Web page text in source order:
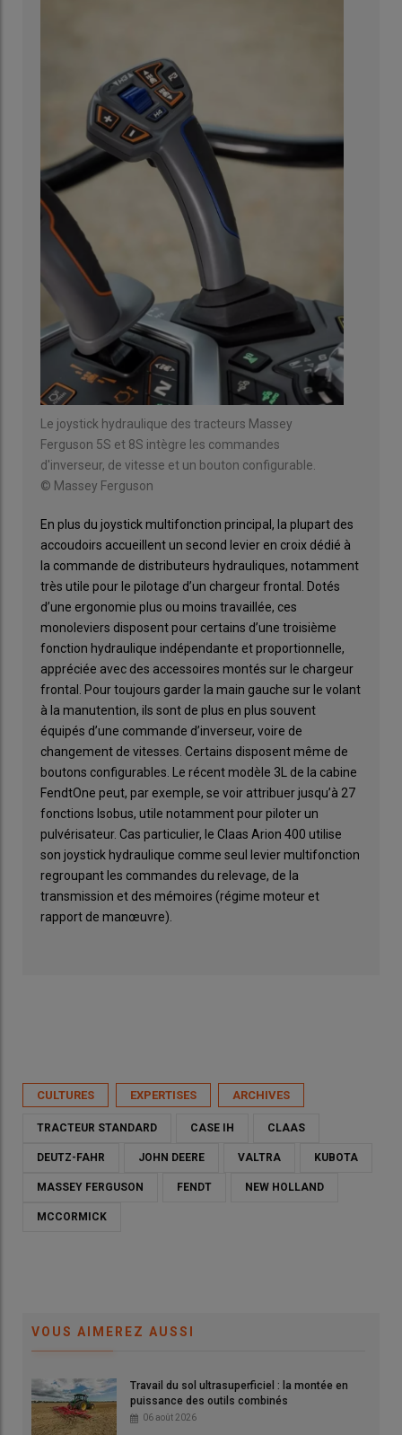
Le joystick hydraulique des tracteurs Massey
Ferguson 5S et 8S intègre les commandes
d'inverseur, de vitesse et un bouton configurable.
© Massey Ferguson
En plus du joystick multifonction principal, la plupart des
accoudoirs accueillent un second levier en croix dédié à
la commande de distributeurs hydrauliques, notamment
très utile pour le pilotage d’un chargeur frontal. Dotés
d’une ergonomie plus ou moins travaillée, ces
monoleviers disposent pour certains d’une troisième
fonction hydraulique indépendante et proportionnelle,
appréciée avec des accessoires montés sur le chargeur
frontal. Pour toujours garder la main gauche sur le volant
à la manutention, ils sont de plus en plus souvent
équipés d’une commande d’inverseur, voire de
changement de vitesses. Certains disposent même de
boutons configurables. Le récent modèle 3L de la cabine
FendtOne peut, par exemple, se voir attribuer jusqu’à 27
fonctions Isobus, utile notamment pour piloter un
pulvérisateur. Cas particulier, le Claas Arion 400 utilise
son joystick hydraulique comme seul levier multifonction
regroupant les commandes du relevage, de la
transmission et des mémoires (régime moteur et
rapport de manœuvre).
CULTURES EXPERTISES ARCHIVES
TRACTEUR STANDARD CASE IH CLAAS
DEUTZ-FAHR JOHN DEERE VALTRA KUBOTA
MASSEY FERGUSON FENDT NEW HOLLAND
MCCORMICK
VOUS AIMEREZ AUSSI
Travail du sol ultrasuperficiel : la montée en
puissance des outils combinés
06 août 2026